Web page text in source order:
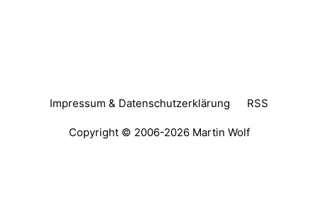
Impressum & Datenschutzerklärung RSS
Copyright © 2006-2026 Martin Wolf